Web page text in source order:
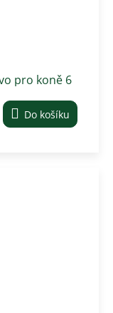
pro koně 6
Do košíku